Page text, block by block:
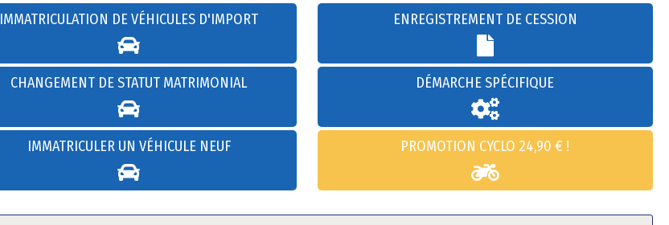
IMMATRICULATION DE VÉHICULES D'IMPORT
CHANGEMENT DE STATUT MATRIMONIAL
IMMATRICULER UN VÉHICULE NEUF
ENREGISTREMENT DE CESSION
DÉMARCHE SPÉCIFIQUE
PROMOTION CYCLO 24,90 € !